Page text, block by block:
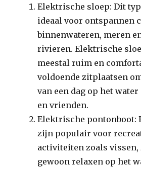
Elektrische sloep: Dit
ideaal voor ontspannen
binnenwateren, meren
rivieren. Elektrische
meestal ruim en
voldoende zitplaatsen
van een dag op het
en vrienden.
Elektrische pontonboot:
zijn populair voor
activiteiten zoals vissen,
gewoon relaxen op het